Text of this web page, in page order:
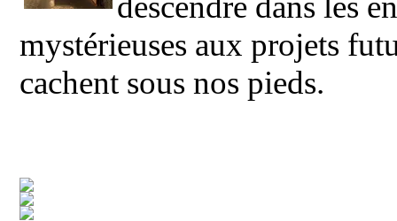
mystérieuses aux projets
cachent sous nos pieds.